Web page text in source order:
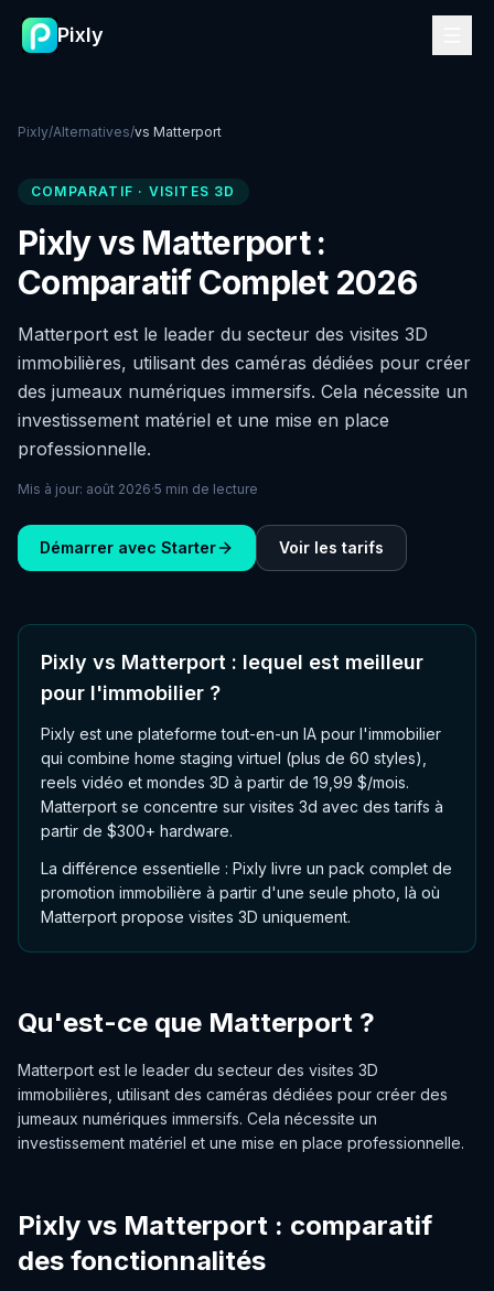
Pixly
Pixly/Alternatives/vs Matterport
COMPARATIF · VISITES 3D
Pixly vs Matterport :
Comparatif Complet 2026
Matterport est le leader du secteur des visites 3D
immobilières, utilisant des caméras dédiées pour créer
des jumeaux numériques immersifs. Cela nécessite un
investissement matériel et une mise en place
professionnelle.
Mis à jour: août 2026·5 min de lecture
Démarrer avec Starter Voir les tarifs
Pixly vs Matterport : lequel est meilleur
pour l'immobilier ?
Pixly est une plateforme tout-en-un IA pour l'immobilier
qui combine home staging virtuel (plus de 60 styles),
reels vidéo et mondes 3D à partir de 19,99 $/mois.
Matterport se concentre sur visites 3d avec des tarifs à
partir de $300+ hardware.
La différence essentielle : Pixly livre un pack complet de
promotion immobilière à partir d'une seule photo, là où
Matterport propose visites 3D uniquement.
Qu'est-ce que Matterport ?
Matterport est le leader du secteur des visites 3D
immobilières, utilisant des caméras dédiées pour créer des
jumeaux numériques immersifs. Cela nécessite un
investissement matériel et une mise en place professionnelle.
Pixly vs Matterport : comparatif
des fonctionnalités